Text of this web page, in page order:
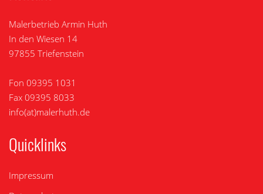
Malerbetrieb Armin Huth
In den Wiesen 14
97855 Triefenstein
Fon 09395 1031
Fax 09395 8033
info(at)malerhuth.de
Quicklinks
Impressum